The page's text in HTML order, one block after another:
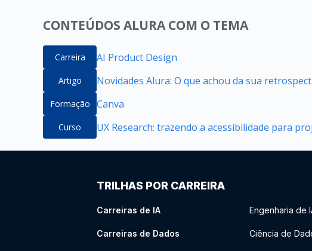
CONTEÚDOS ALURA COM O TEMA
Carreira AI Product Design
Artigo Novidades Alura: O que achou da sua
Formação Canva
Curso UX Research: trazendo a acessibilidade para
TRILHAS POR CARREIRA
Carreiras de IA Engenharia de
Carreiras de Dados Ciência de